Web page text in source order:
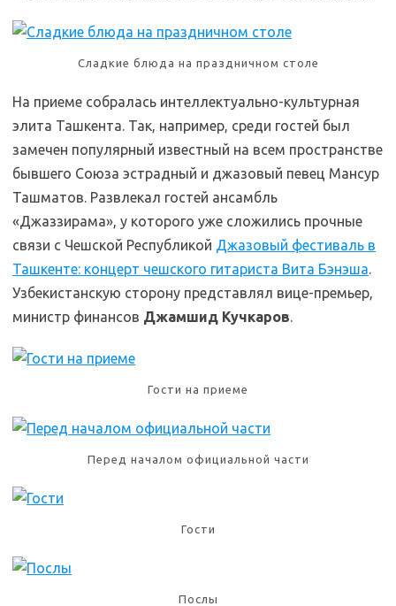
Сладкие блюда на праздничном столе
На приеме собралась интеллектуально-культурная
элита Ташкента. Так, например, среди гостей был
замечен популярный известный на всем пространстве
бывшего Союза эстрадный и джазовый певец Мансур
Ташматов. Развлекал гостей ансамбль
«Джаззирама», у которого уже сложились прочные
связи с Чешской Республикой Джазовый фестиваль в
Ташкенте: концерт чешского гитариста Вита Бэнэша
Узбекистанскую сторону представлял вице-премьер,
министр финансов Джамшид Кучкаров
Гости на приеме
Перед началом официальной части
Гости
Послы